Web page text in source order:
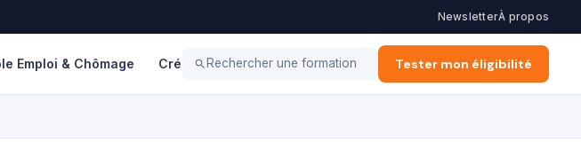
NewsletterÀ propos
Emploi & Chômage Création d'Entreprise Alternance & Stage Vie Pro
Rechercher une formation Tester mon éligibilité